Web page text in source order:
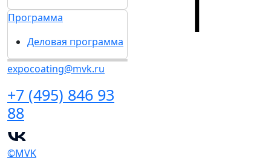
Программа
Деловая программа
expocoating@mvk.ru
+7 (495) 846 93
88
©MVK